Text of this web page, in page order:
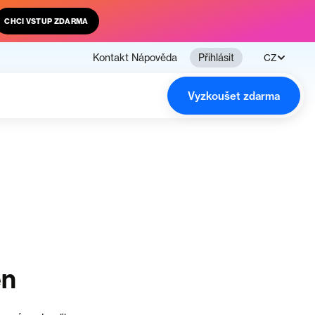
CHCI VSTUP ZDARMA
Kontakt Nápověda Přihlásit CZ
Vyzkoušet zdarma